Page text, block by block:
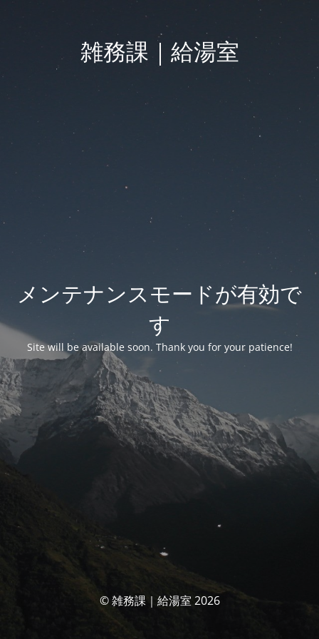
雑務課｜給湯室
メンテナンスモードが有効で
す
Site will be available soon. Thank you for your patience!
© 雑務課｜給湯室 2026